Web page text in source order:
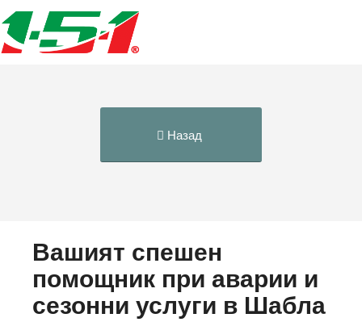
Назад
Вашият спешен
помощник при аварии и
сезонни услуги в Шабла